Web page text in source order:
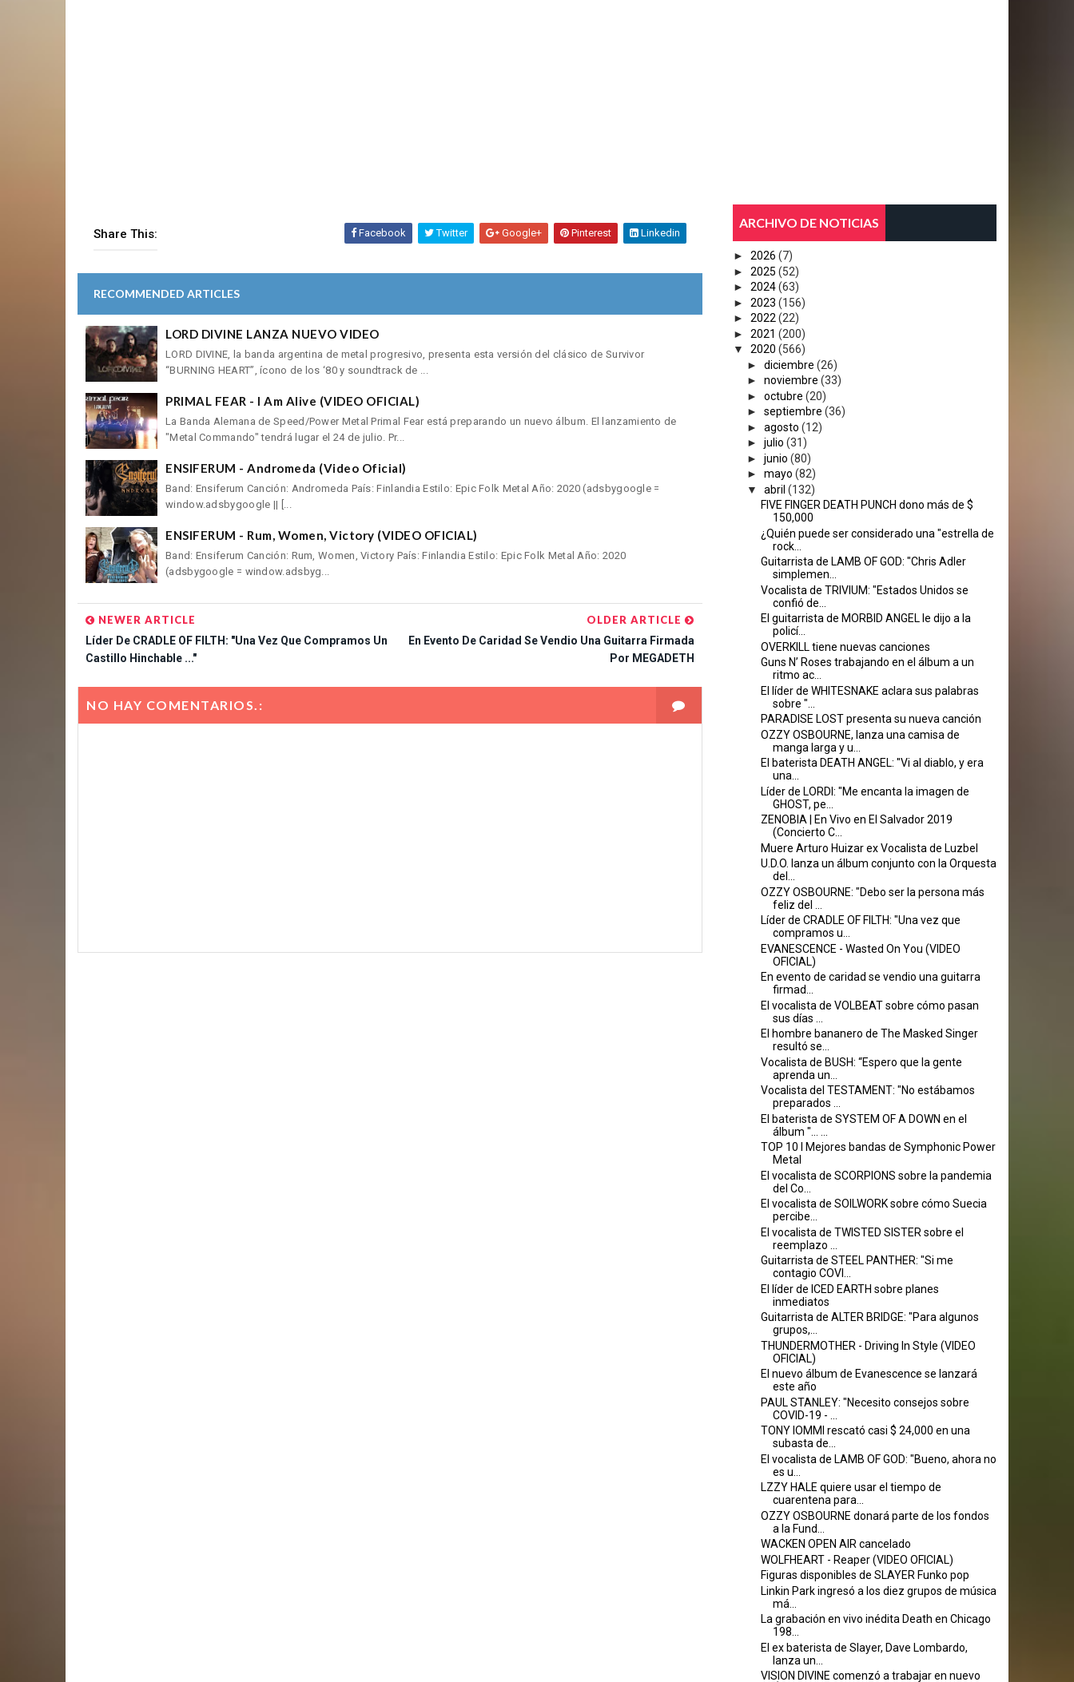
Share This: Facebook Twitter Google+ Pinterest Linkedin
RECOMMENDED ARTICLES
LORD DIVINE LANZA NUEVO VIDEO
LORD DIVINE, la banda argentina de metal progresivo, presenta esta versión del clásico de Survivor
“BURNING HEART”, ícono de los ‘80 y soundtrack de ...
PRIMAL FEAR - I Am Alive (VIDEO OFICIAL)
La Banda Alemana de Speed/Power Metal Primal Fear está preparando un nuevo álbum. El lanzamiento de
"Metal Commando" tendrá lugar el 24 de julio. Pr...
ENSIFERUM - Andromeda (Video Oficial)
Band: Ensiferum Canción: Andromeda País: Finlandia Estilo: Epic Folk Metal Año: 2020 (adsbygoogle =
window.adsbygoogle || [...
ENSIFERUM - Rum, Women, Victory (VIDEO OFICIAL)
Band: Ensiferum Canción: Rum, Women, Victory País: Finlandia Estilo: Epic Folk Metal Año: 2020
(adsbygoogle = window.adsbyg...
NEWER ARTICLE
Líder De CRADLE OF FILTH: "Una Vez Que Compramos Un
Castillo Hinchable ..."
OLDER ARTICLE
En Evento De Caridad Se Vendio Una Guitarra Firmada
Por MEGADETH
NO HAY COMENTARIOS.:
ARCHIVO DE NOTICIAS
► 2026 (7)
► 2025 (52)
► 2024(63)
► 2023 (156)
► 2022 (22)
► 2021 (200)
▼
2020 (566)
► diciembre (26)
► noviembre (33)
► octubre (20)
► septiembre (36)
► agosto (12)
► julio (31)
► junio (80)
► mayo (82)
▼
abril (132)
FIVE FINGER DEATH PUNCH dono más de $
150,000
¿Quién puede ser considerado una "estrella de
rock...
Guitarrista de LAMB OF GOD: "Chris Adler
simplemen...
Vocalista de TRIVIUM: "Estados Unidos se
confió de...
El guitarrista de MORBID ANGEL le dijo a la
policí...
OVERKILL tiene nuevas canciones
Guns N’ Roses trabajando en el álbum a un
ritmo ac...
El líder de WHITESNAKE aclara sus palabras
sobre "...
PARADISE LOST presenta su nueva canción
OZZY OSBOURNE, lanza una camisa de
manga larga y u...
El baterista DEATH ANGEL: "Vi al diablo, y era
una...
Líder de LORDI: "Me encanta la imagen de
GHOST, pe...
ZENOBIA | En Vivo en El Salvador 2019
(Concierto C...
Muere Arturo Huizar ex Vocalista de Luzbel
U.D.O. lanza un álbum conjunto con la Orquesta
del...
OZZY OSBOURNE: "Debo ser la persona más
feliz del ...
Líder de CRADLE OF FILTH: "Una vez que
compramos u...
EVANESCENCE - Wasted On You (VIDEO
OFICIAL)
En evento de caridad se vendio una guitarra
firmad...
El vocalista de VOLBEAT sobre cómo pasan
sus días ...
El hombre bananero de The Masked Singer
resultó se...
Vocalista de BUSH: “Espero que la gente
aprenda un...
Vocalista del TESTAMENT: "No estábamos
preparados ...
El baterista de SYSTEM OF A DOWN en el
álbum "... ...
TOP 10 I Mejores bandas de Symphonic Power
Metal
El vocalista de SCORPIONS sobre la pandemia
del Co...
El vocalista de SOILWORK sobre cómo Suecia
percibe...
El vocalista de TWISTED SISTER sobre el
reemplazo ...
Guitarrista de STEEL PANTHER: "Si me
contagio COVI...
El líder de ICED EARTH sobre planes
inmediatos
Guitarrista de ALTER BRIDGE: "Para algunos
grupos,...
THUNDERMOTHER - Driving In Style (VIDEO
OFICIAL)
El nuevo álbum de Evanescence se lanzará
este año
PAUL STANLEY: "Necesito consejos sobre
COVID-19 - ...
TONY IOMMI rescató casi $ 24,000 en una
subasta de...
El vocalista de LAMB OF GOD: "Bueno, ahora no
es u...
LZZY HALE quiere usar el tiempo de
cuarentena para...
OZZY OSBOURNE donará parte de los fondos
a la Fund...
WACKEN OPEN AIR cancelado
WOLFHEART - Reaper (VIDEO OFICIAL)
Figuras disponibles de SLAYER Funko pop
Linkin Park ingresó a los diez grupos de música
má...
La grabación en vivo inédita Death en Chicago
198...
El ex baterista de Slayer, Dave Lombardo,
lanza un...
VISION DIVINE comenzó a trabajar en nuevo